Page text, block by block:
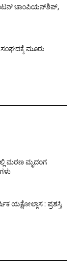
ಚಾಂಪಿಯನ್‌ಶಿಪ್,
ಮೂರು
ಮರಣ ಮೃದಂಗ
ಯಕ್ಷೋಲ್ಲಾಸ : ಪ್ರಶಸ್ತಿ